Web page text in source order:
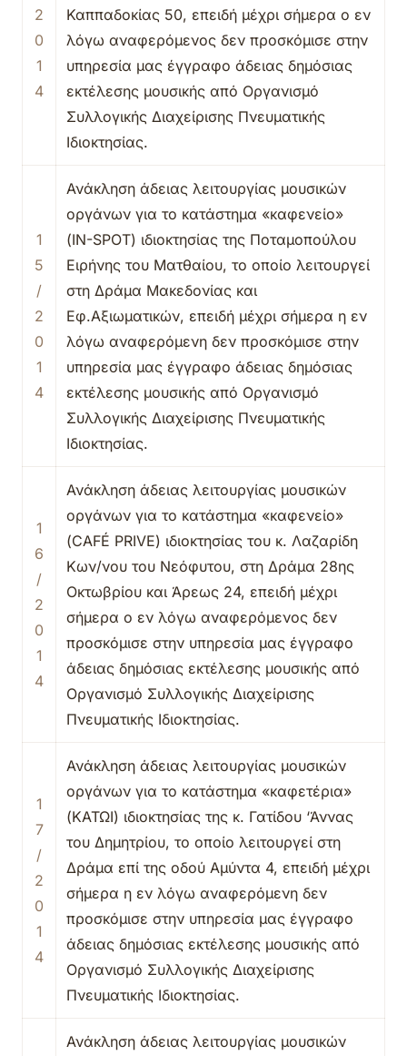
2
0
1
4
Καππαδοκίας 50, επειδή μέχρι σήμερα ο εν
λόγω αναφερόμενος δεν προσκόμισε στην
υπηρεσία μας έγγραφο άδειας δημόσιας
εκτέλεσης μουσικής από Οργανισμό
Συλλογικής Διαχείρισης Πνευματικής
Ιδιοκτησίας.
1
5
/
2
0
1
4
Ανάκληση άδειας λειτουργίας μουσικών
οργάνων για το κατάστημα «καφενείο»
(IN-SPOT) ιδιοκτησίας της Ποταμοπούλου
Ειρήνης του Ματθαίου, το οποίο λειτουργεί
στη Δράμα Μακεδονίας και
Εφ.Αξιωματικών, επειδή μέχρι σήμερα η εν
λόγω αναφερόμενη δεν προσκόμισε στην
υπηρεσία μας έγγραφο άδειας δημόσιας
εκτέλεσης μουσικής από Οργανισμό
Συλλογικής Διαχείρισης Πνευματικής
Ιδιοκτησίας.
1
6
/
2
0
1
4
Ανάκληση άδειας λειτουργίας μουσικών
οργάνων για το κατάστημα «καφενείο»
(CAFÉ PRIVE) ιδιοκτησίας του κ. Λαζαρίδη
Κων/νου του Νεόφυτου, στη Δράμα 28ης
Οκτωβρίου και Άρεως 24, επειδή μέχρι
σήμερα ο εν λόγω αναφερόμενος δεν
προσκόμισε στην υπηρεσία μας έγγραφο
άδειας δημόσιας εκτέλεσης μουσικής από
Οργανισμό Συλλογικής Διαχείρισης
Πνευματικής Ιδιοκτησίας.
1
7
/
2
0
1
4
Ανάκληση άδειας λειτουργίας μουσικών
οργάνων για το κατάστημα «καφετέρια»
(ΚΑΤΩΙ) ιδιοκτησίας της κ. Γατίδου ‘Άννας
του Δημητρίου, το οποίο λειτουργεί στη
Δράμα επί της οδού Αμύντα 4, επειδή μέχρι
σήμερα η εν λόγω αναφερόμενη δεν
προσκόμισε στην υπηρεσία μας έγγραφο
άδειας δημόσιας εκτέλεσης μουσικής από
Οργανισμό Συλλογικής Διαχείρισης
Πνευματικής Ιδιοκτησίας.
Ανάκληση άδειας λειτουργίας μουσικών